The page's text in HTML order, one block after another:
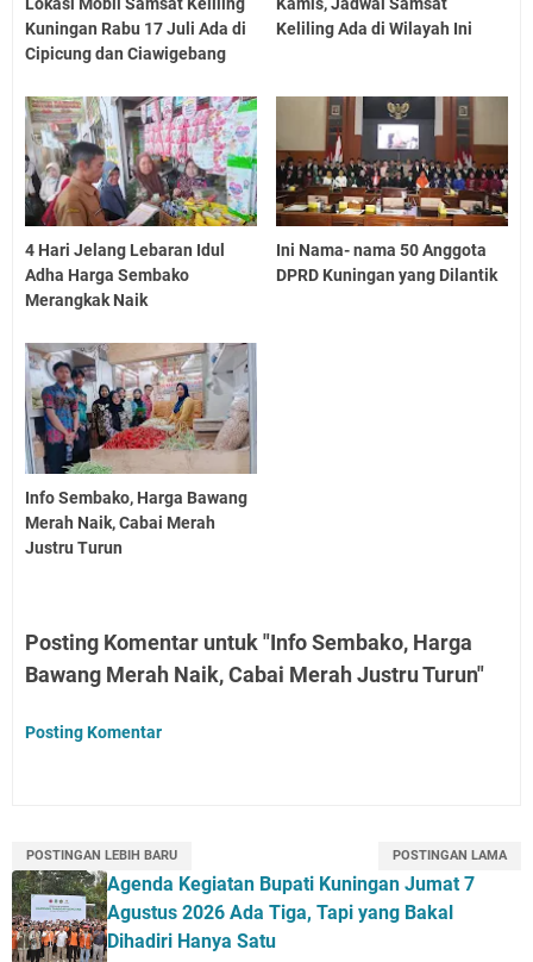
Kuningan Rabu 17 Juli Ada di
Cipicung dan Ciawigebang
Keliling Ada di Wilayah Ini
4 Hari Jelang Lebaran Idul
Adha Harga Sembako
Merangkak Naik
Ini Nama- nama 50 Anggota
DPRD Kuningan yang Dilantik
Info Sembako, Harga Bawang
Merah Naik, Cabai Merah
Justru Turun
Posting Komentar untuk "Info Sembako, Harga
Bawang Merah Naik, Cabai Merah Justru Turun"
Posting Komentar
POSTINGAN LEBIH BARU POSTINGAN LAMA
Agenda Kegiatan Bupati Kuningan Jumat 7
Agustus 2026 Ada Tiga, Tapi yang Bakal
Dihadiri Hanya Satu